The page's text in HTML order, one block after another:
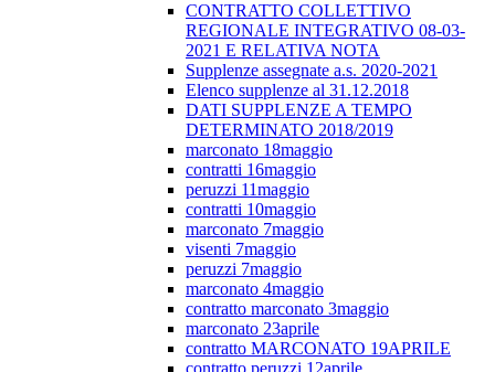
CONTRATTO COLLETTIVO
REGIONALE INTEGRATIVO 08-03-
2021 E RELATIVA NOTA
Supplenze assegnate a.s. 2020-2021
Elenco supplenze al 31.12.2018
DATI SUPPLENZE A TEMPO
DETERMINATO 2018/2019
marconato 18maggio
contratti 16maggio
peruzzi 11maggio
contratti 10maggio
marconato 7maggio
visenti 7maggio
peruzzi 7maggio
marconato 4maggio
contratto marconato 3maggio
marconato 23aprile
contratto MARCONATO 19APRILE